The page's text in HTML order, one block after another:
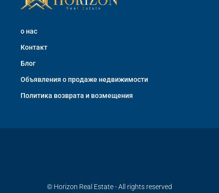
о нас
Контакт
Блог
Объявления о продаже недвижимости
Политика возврата и возмещения
© Horizon Real Estate - All rights reserved